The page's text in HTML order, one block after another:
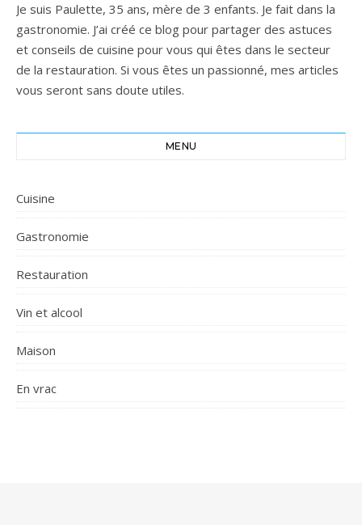
Je suis Paulette, 35 ans, mère de 3 enfants. Je fait dans la
gastronomie. J’ai créé ce blog pour partager des astuces
et conseils de cuisine pour vous qui êtes dans le secteur
de la restauration. Si vous êtes un passionné, mes articles
vous seront sans doute utiles.
MENU
Cuisine
Gastronomie
Restauration
Vin et alcool
Maison
En vrac